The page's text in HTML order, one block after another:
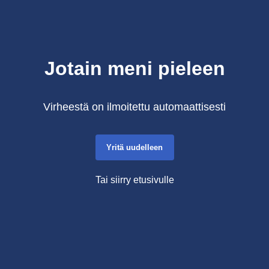
Jotain meni pieleen
Virheestä on ilmoitettu automaattisesti
Yritä uudelleen
Tai siirry etusivulle